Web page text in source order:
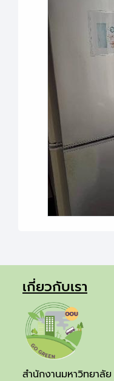
เกี่ยวกับเรา
สำนักงานมหาวิทยาลัย